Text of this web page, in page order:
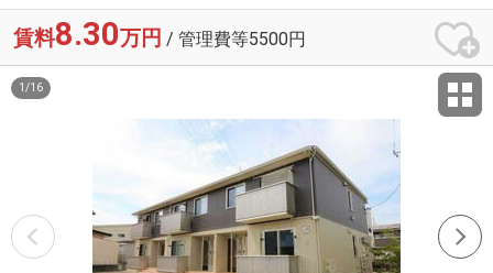
賃料8.30万円 / 管理費等5500円
1 /16